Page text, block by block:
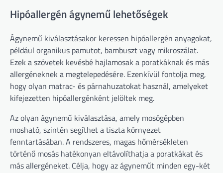
Hipóallergén ágynemű lehetőségek
Ágynemű kiválasztásakor keressen hipóallergén anyagokat,
például organikus pamutot, bambuszt vagy mikroszálat.
Ezek a szövetek kevésbé hajlamosak a poratkáknak és más
allergéneknek a megtelepedésére. Ezenkívül fontolja meg,
hogy olyan matrac- és párnahuzatokat használ, amelyeket
kifejezetten hipóallergénként jelöltek meg.
Az olyan ágynemű kiválasztása, amely mosógépben
mosható, szintén segíthet a tiszta környezet
fenntartásában. A rendszeres, magas hőmérsékleten
történő mosás hatékonyan eltávolíthatja a poratkákat és
más allergéneket. Célja, hogy az ágyneműt minden egy-két